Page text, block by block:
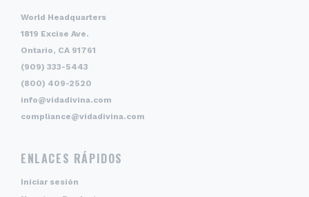
World Headquarters
1819 Excise Ave.
Ontario, CA 91761
(909) 333-5443
(800) 409-2520
info@vidadivina.com
compliance@vidadivina.com
ENLACES RÁPIDOS
Iniciar sesión